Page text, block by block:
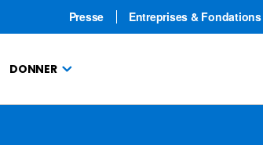
Presse Entreprises & Fondations
DONNER